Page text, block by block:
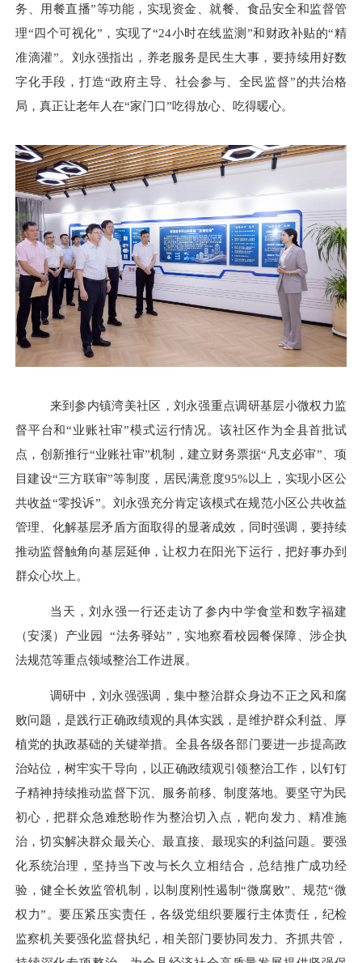
务、用餐直播”等功能，实现资金、就餐、食品安全和监督管
理“四个可视化”，实现了“24小时在线监测”和财政补贴的“精
准滴灌”。刘永强指出，养老服务是民生大事，要持续用好数
字化手段，打造“政府主导、社会参与、全民监督”的共治格
局，真正让老年人在“家门口”吃得放心、吃得暖心。
来到参内镇湾美社区，刘永强重点调研基层小微权力监
督平台和“业账社审”模式运行情况。该社区作为全县首批试
点，创新推行“业账社审”机制，建立财务票据“凡支必审”、项
目建设“三方联审”等制度，居民满意度95%以上，实现小区公
共收益“零投诉”。刘永强充分肯定该模式在规范小区公共收益
管理、化解基层矛盾方面取得的显著成效，同时强调，要持续
推动监督触角向基层延伸，让权力在阳光下运行，把好事办到
群众心坎上。
当天，刘永强一行还走访了参内中学食堂和数字福建
（安溪）产业园 “法务驿站”，实地察看校园餐保障、涉企执
法规范等重点领域整治工作进展。
调研中，刘永强强调，集中整治群众身边不正之风和腐
败问题，是践行正确政绩观的具体实践，是维护群众利益、厚
植党的执政基础的关键举措。全县各级各部门要进一步提高政
治站位，树牢实干导向，以正确政绩观引领整治工作，以钉钉
子精神持续推动监督下沉、服务前移、制度落地。要坚守为民
初心，把群众急难愁盼作为整治切入点，靶向发力、精准施
治，切实解决群众最关心、最直接、最现实的利益问题。要强
化系统治理，坚持当下改与长久立相结合，总结推广成功经
验，健全长效监管机制，以制度刚性遏制“微腐败”、规范“微
权力”。要压紧压实责任，各级党组织要履行主体责任，纪检
监察机关要强化监督执纪，相关部门要协同发力、齐抓共管，